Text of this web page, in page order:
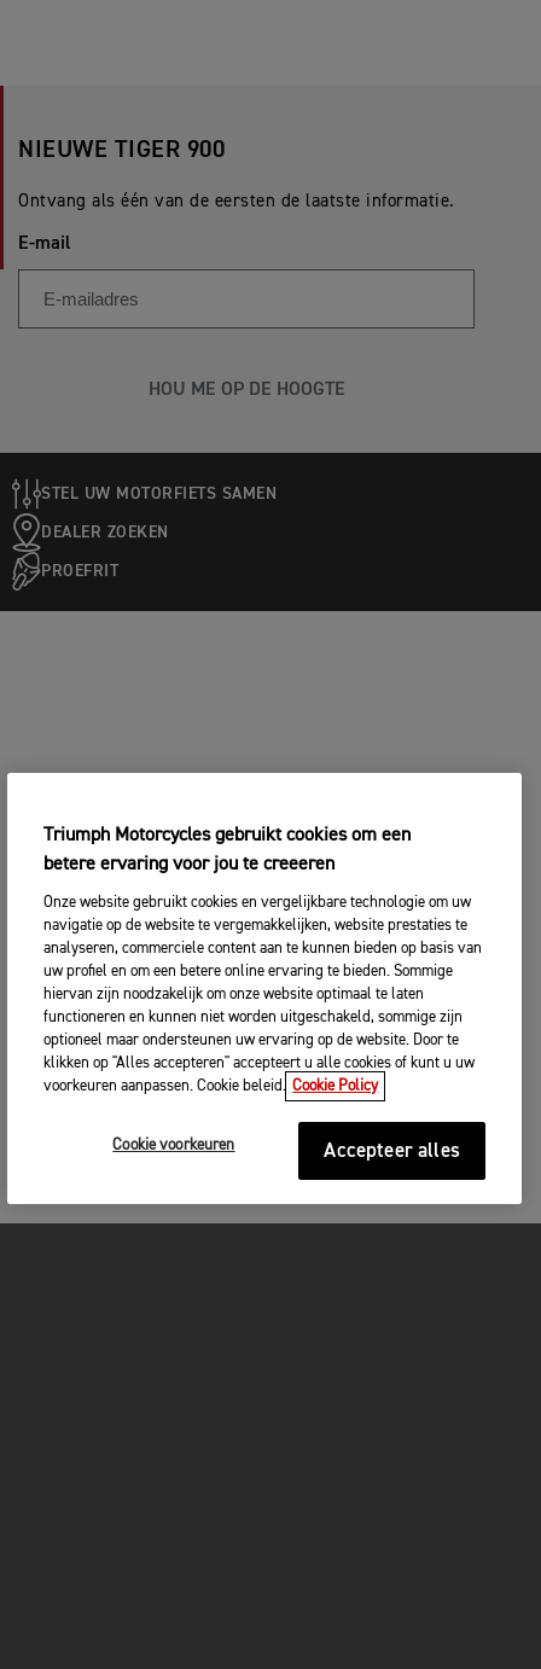
NIEUWE TIGER 900
Ontvang als één van de eersten de laatste informatie.
E-mail
HOU ME OP DE HOOGTE
STEL UW MOTORFIETS SAMEN
DEALER ZOEKEN
PROEFRIT
Triumph Motorcycles gebruikt cookies om een
betere ervaring voor jou te creeeren
Onze website gebruikt cookies en vergelijkbare technologie om uw
navigatie op de website te vergemakkelijken, website prestaties te
analyseren, commerciele content aan te kunnen bieden op basis van
uw profiel en om een betere online ervaring te bieden. Sommige
hiervan zijn noodzakelijk om onze website optimaal te laten
functioneren en kunnen niet worden uitgeschakeld, sommige zijn
optioneel maar ondersteunen uw ervaring op de website. Door te
klikken op "Alles accepteren" accepteert u alle cookies of kunt u uw
voorkeuren aanpassen. Cookie beleid. Cookie Policy
Cookie voorkeuren Accepteer alles